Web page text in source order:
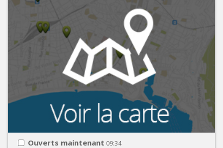
Ouverts maintenant 09:34